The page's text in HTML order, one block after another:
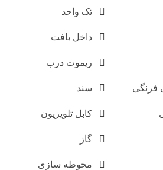
تک واحد
داخل بافت
ریموت درب
فرنگی سند
کابل تلویزیون
گاز
محوطه سازی